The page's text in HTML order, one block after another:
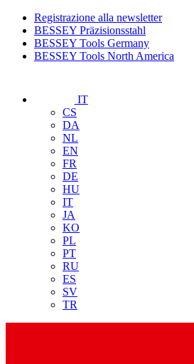
Registrazione alla newsletter
BESSEY Präzisionsstahl
BESSEY Tools Germany
BESSEY Tools North America
IT
CS
DA
NL
EN
FR
DE
HU
IT
JA
KO
PL
PT
RU
ES
SV
TR